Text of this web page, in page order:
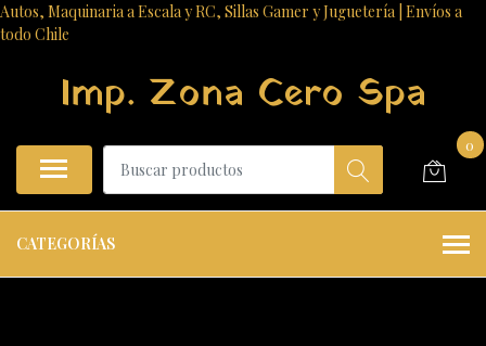
Autos, Maquinaria a Escala y RC, Sillas Gamer y Juguetería | Envíos a
todo Chile
Imp. Zona Cero Spa
0
CATEGORÍAS